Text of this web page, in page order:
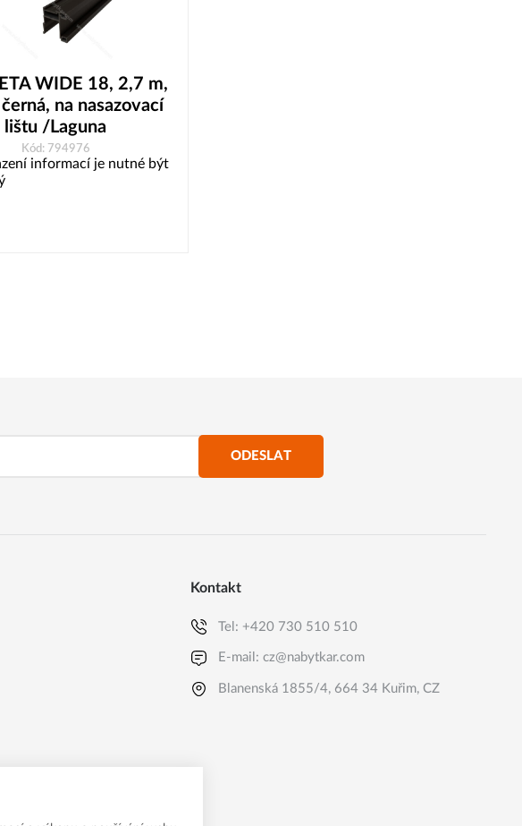
WIDE 18, 2,7 m,
na nasazovací
lištu /Laguna
Kód: 794976
informací je nutné být
ODESLAT
Kontakt
Tel: +420 730 510 510
E-mail:cz@nabytkar.com
Blanenská 1855/4, 664 34 Kuřim, CZ